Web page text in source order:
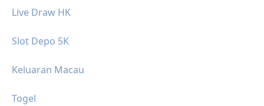
Live Draw HK
Slot Depo 5K
Keluaran Macau
Togel